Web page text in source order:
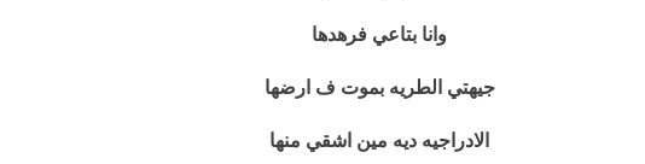
وانا بتاعي فرهدها
جيهتي الطريه بموت ف ارضها
الادراجيه ديه مين اشقي منها